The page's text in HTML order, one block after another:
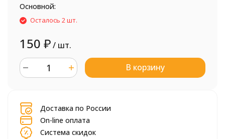
Основной:
Осталось 2 шт.
150 ₽/ шт.
В корзину
Доставка по России
On-line оплата
Система скидок